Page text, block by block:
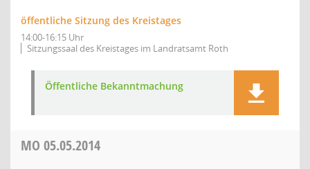
öffentliche Sitzung des Kreistages
14:00-16:15 Uhr
Sitzungssaal des Kreistages im Landratsamt Roth
Öffentliche Bekanntmachung
MO 05.05.2014